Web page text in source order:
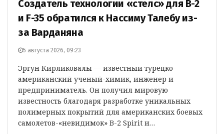
Создатель технологии «стелс» для B-2
и F-35 обратился к Нассиму Талебу из-
за Варданяна
5 августа 2026, 09:23
Эргун Кирликовалы — известный турецко-
американский ученый-химик, инженер и
предприниматель. Он получил мировую
известность благодаря разработке уникальных
полимерных покрытий для американских боевых
самолетов-«невидимок» B-2 Spirit и…